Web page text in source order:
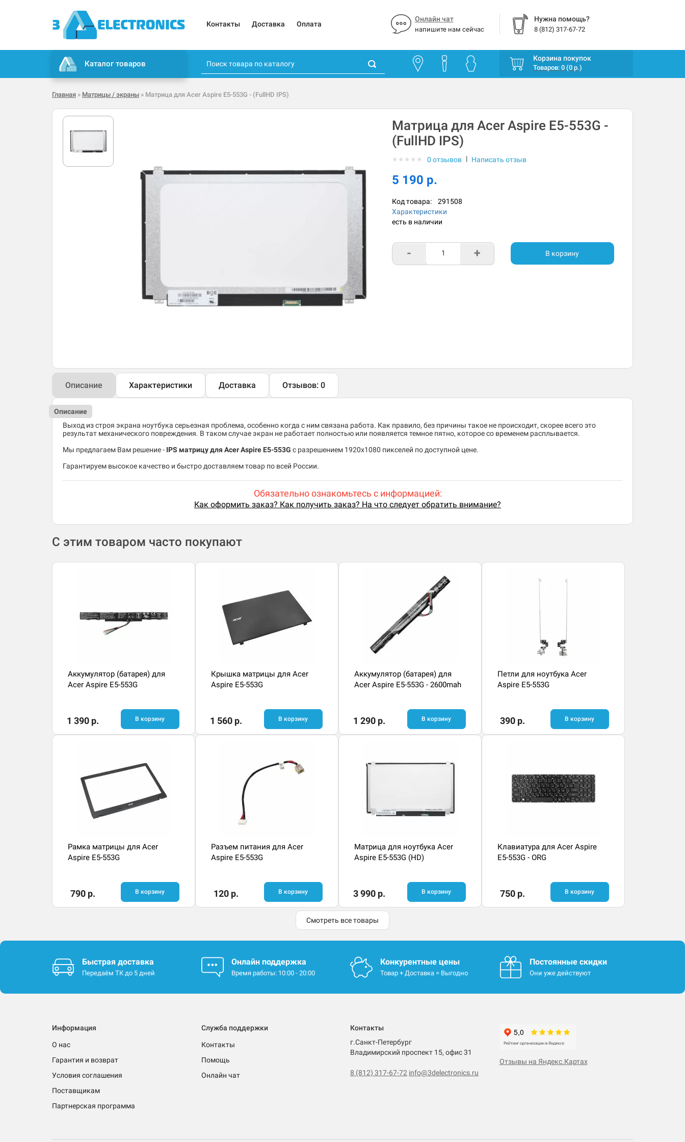
Контакты Доставка Оплата
Онлайн чат
напишите нам сейчас
Нужна помощь?
8 (812) 317-67-72
Каталог товаров
Корзина покупок
Товаров: 0 (0 р.)
Главная » Матрицы / экраны » Матрица для Acer Aspire E5-553G - (FullHD IPS)
Матрица для Acer Aspire E5-553G -
(FullHD IPS)
★ ★ ★ ★ ★ 0 отзывов | Написать отзыв
5 190 р.
Код товара: 291508
Характеристики
есть в наличии
- + В корзину
Описание Характеристики Доставка Отзывов: 0
Описание
Выход из строя экрана ноутбука серьезная проблема, особенно когда с ним связана работа. Как правило, без причины такое не происходит, скорее всего это
результат механического повреждения. В таком случае экран не работает полностью или появляется темное пятно, которое со временем расплывается.
Мы предлагаем Вам решение - IPS матрицу для Acer Aspire E5-553G c разрешением 1920x1080 пикселей по доступной цене.
Гарантируем высокое качество и быстро доставляем товар по всей России.
Обязательно ознакомьтесь с информацией:
Как оформить заказ? Как получить заказ? На что следует обратить внимание?
С этим товаром часто покупают
Аккумулятор (батарея) для
Acer Aspire E5-553G
1 390 р. В корзину
Крышка матрицы для Acer
Aspire E5-553G
1 560 р. В корзину
Аккумулятор (батарея) для
Acer Aspire E5-553G - 2600mah
1 290 р. В корзину
Петли для ноутбука Acer
Aspire E5-553G
390 р. В корзину
Рамка матрицы для Acer
Aspire E5-553G
790 р. В корзину
Разъем питания для Acer
Aspire E5-553G
120 р. В корзину
Матрица для ноутбука Acer
Aspire E5-553G (HD)
3 990 р. В корзину
Клавиатура для Acer Aspire
E5-553G - ORG
750 р. В корзину
Смотреть все товары
Быстрая доставка
Передаём ТК до 5 дней
Онлайн поддержка
Время работы: 10:00 - 20:00
Конкурентные цены
Товар + Доставка = Выгодно
Постоянные скидки
Они уже действуют
Информация
О нас
Гарантия и возврат
Условия соглашения
Поставщикам
Партнерская программа
Служба поддержки
Контакты
Помощь
Онлайн чат
Контакты
г.Санкт-Петербург
Владимирский проспект 15, офис 31
8 (812) 317-67-72 info@3delectronics.ru
Отзывы на Яндекс.Картах